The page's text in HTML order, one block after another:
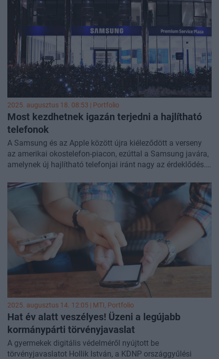
2025. augusztus 18. 08:53 | Portfolio
Most kezdhetnek igazán terjedni a hajlítható
telefonok
A Samsung és az Apple között újra kiéleződött a verseny
az amerikai okostelefon-piacon, ezúttal a Samsung javára,
amelynek új hajlítható telefonjai iránt nagy az érdeklődés.
már elérték azt a tartósságot, hogy széles körben
elterjedhetnek - tudósított a
Cnbc
2025. augusztus 14. 12:05 | MTI, Portfolio
Hat év alatt veszélyes! Üzeni a legújabb
kormánypárti törvényjavaslat
A gyermekek digitális védelméről nyújtott be
törvényjavaslatot Hollik István, a KDNP országgyűlési